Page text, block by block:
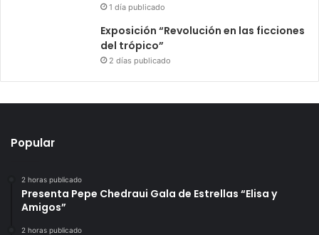
1 día publicado
Exposición “Revolución en las ficciones
del trópico”
2 días publicado
Popular
2 horas publicado
Presenta Pepe Chedraui Gala de Estrellas “Elisa y
Amigos”
2 horas publicado